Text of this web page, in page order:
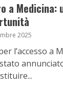
a Medicina:
2025
l’accesso a